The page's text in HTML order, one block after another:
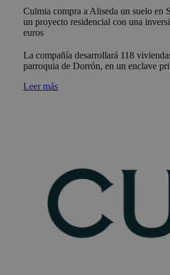
Culmia compra a Aliseda un suelo en
un proyecto residencial con una
euros
La compañía desarrollará 118
parroquia de Dorrón, en un enclave
Leer más